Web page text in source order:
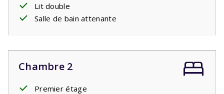
Lit double
Salle de bain attenante
Chambre 2
Premier étage